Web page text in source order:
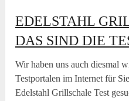
EDELSTAHL
DAS SIND DIE
Wir haben uns auch diesmal
Testportalen im Internet für
Edelstahl Grillschale Test